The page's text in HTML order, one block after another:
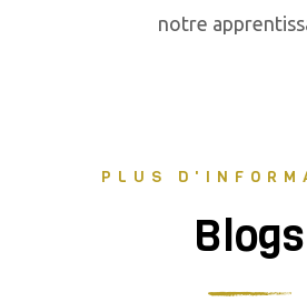
notre
PLUS
Blogs